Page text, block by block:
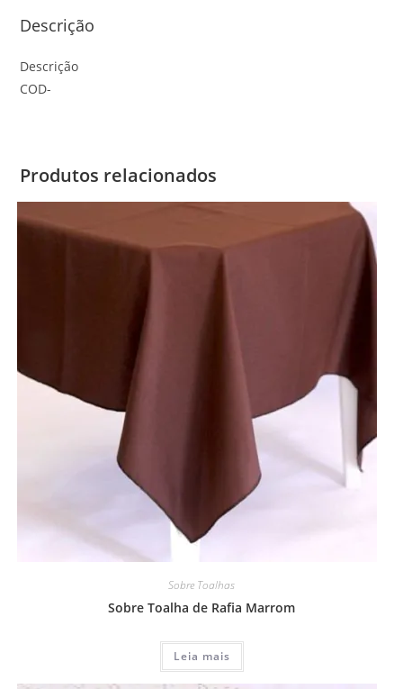
Descrição
Descrição
COD-
Produtos relacionados
Sobre Toalhas
Sobre Toalha de Rafia Marrom
Leia mais